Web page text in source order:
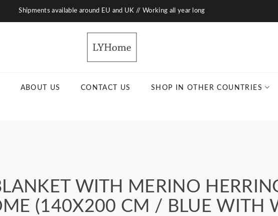
Shipments available around EU and UK // Working all year long
ABOUT US CONTACT US SHOP IN OTHER COUNTRIES
WITH MERINO
(140X200 CM / BLUE WITH